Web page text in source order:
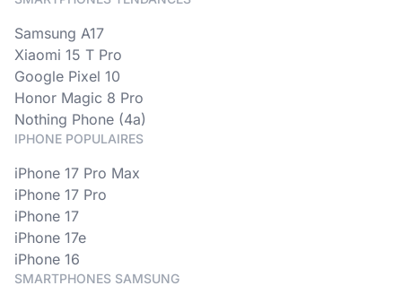
Samsung A17
Xiaomi 15 T Pro
Google Pixel 10
Honor Magic 8 Pro
Nothing Phone (4a)
IPHONE POPULAIRES
iPhone 17 Pro Max
iPhone 17 Pro
iPhone 17
iPhone 17e
iPhone 16
SMARTPHONES SAMSUNG